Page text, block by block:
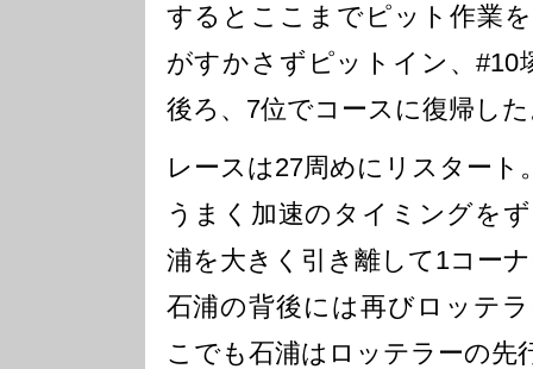
するとここまでピット作業
がすかさずピットイン、#10
後ろ、7位でコースに復帰し
レースは27周めにリスタート
うまく加速のタイミングを
浦を大きく引き離して1コー
石浦の背後には再びロッテ
こでも石浦はロッテラーの先